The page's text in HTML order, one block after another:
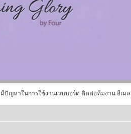
มีปัญหาในการใช้งานเวบบอร์ด ติดต่อทีมงาน อีเมล